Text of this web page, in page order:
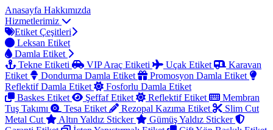
Anasayfa Hakkımızda
Hizmetlerimiz
Etiket Çeşitleri
Leksan Etiket
Damla Etiket
Tekne Etiketi
VIP Araç Etiketi Uçak Etiket
Karavan
Etiket
Dondurma Damla Etiket
Promosyon Damla Etiket
Reflektif Damla Etiket
Fosforlu Damla Etiket
Baskes Etiket
Şeffaf Etiket Reflektif Etiket
Membran
Tuş Takımı
Tesa Etiket Rezopal Kazıma Etiket
Slim Cut
Metal Cut
Altın Yaldız Sticker
Gümüş Yaldız Sticker